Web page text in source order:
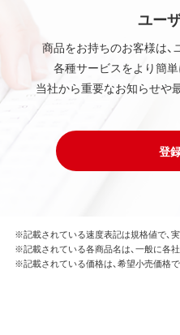
ユー
商品をお持ちのお客様は
各種サービスをより簡
当社から重要なお知らせや
登
※記載されている速度表記は規格値で、
※記載されている各商品名は、一般に各
※記載されている価格は、希望小売価格で